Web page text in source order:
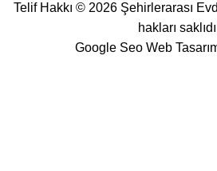
Telif Hakkı © 2026 Şehirlerarası
hakları
Google Seo Web